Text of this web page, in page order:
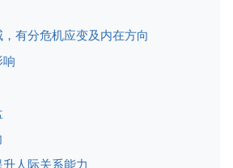
有分危机应变及内在方向
人际关系能力